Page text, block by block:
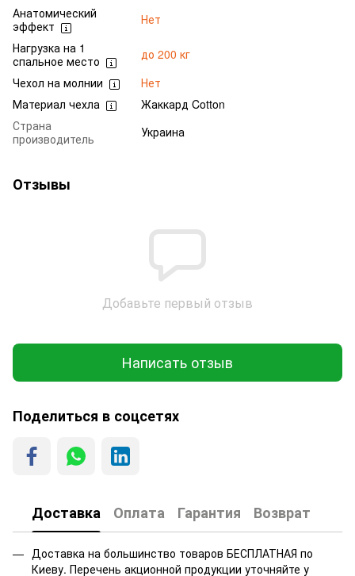
Анатомический
эффект
Нет
Нагрузка на 1
спальное место
до 200 кг
Чехол на молнии
Нет
Материал чехла
Жаккард Cotton
Страна
производитель
Украина
Отзывы
Добавьте первый отзыв
Написать отзыв
Поделиться в соцсетях
Доставка Оплата Гарантия Возврат
Доставка на большинство товаров БЕСПЛАТНАЯ по
Киеву. Перечень акционной продукции уточняйте у